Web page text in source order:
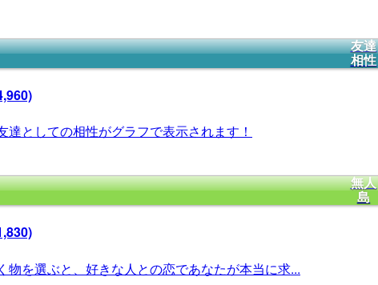
友達
相性
としての相性がグラフで表示されます！
無人
島
物を選ぶと、好きな人との恋であなたが本当に求...